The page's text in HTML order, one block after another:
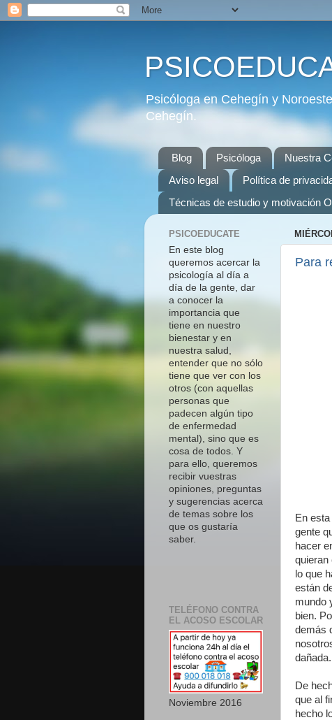
Psicóloga en Cehegín y
Cehegín.
Blog Psicóloga Nuestra
Aviso legal
Política de
Técnicas de estudio y motivación
Para
En
gente
hacer
quieran
lo que
están
mundo
bien.
demás
dañada.
De
que al
hecho
PSICOEDUCATE
En este blog
queremos acercar la
psicología al día a
día de la gente, dar
a conocer la
importancia que
tiene en nuestro
bienestar y en
nuestra salud,
entender que no sólo
tiene que ver con los
otros (con aquellas
personas que
padecen algún tipo
de enfermedad
mental), sino que es
cosa de todos. Y
para ello, queremos
recibir vuestras
opiniones, preguntas
y sugerencias acerca
de temas sobre los
que os gustaría
saber.
TELÉFONO CONTRA
EL ACOSO ESCOLAR
Noviembre 2016